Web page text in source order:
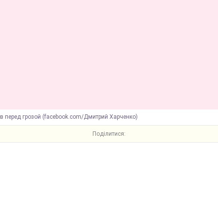
перед грозой (facebook.com/Дмитрий Харченко)
Поділитися: